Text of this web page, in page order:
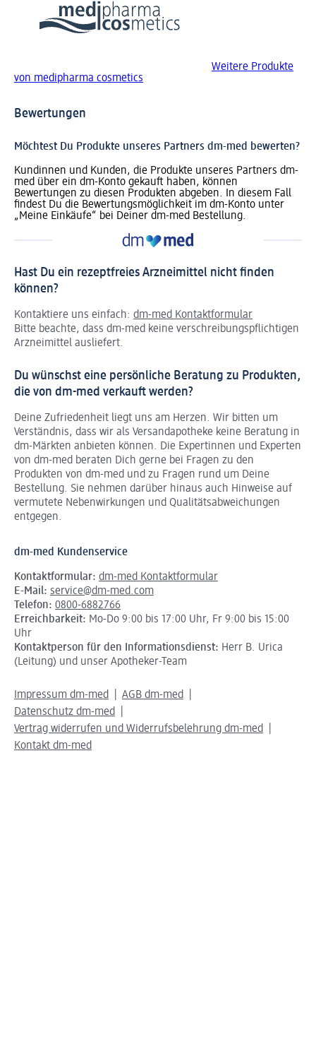
Weitere Produkte
von medipharma cosmetics
Bewertungen
Möchtest Du Produkte unseres Partners dm-med bewerten?
Kundinnen und Kunden, die Produkte unseres Partners dm-
med über ein dm-Konto gekauft haben, können
Bewertungen zu diesen Produkten abgeben. In diesem Fall
findest Du die Bewertungsmöglichkeit im dm-Konto unter
„Meine Einkäufe“ bei Deiner dm-med Bestellung.
Hast Du ein rezeptfreies Arzneimittel nicht finden
können?
Kontaktiere uns einfach: dm-med Kontaktformular
Bitte beachte, dass dm-med keine verschreibungspflichtigen
Arzneimittel ausliefert.
Du wünschst eine persönliche Beratung zu Produkten,
die von dm-med verkauft werden?
Deine Zufriedenheit liegt uns am Herzen. Wir bitten um
Verständnis, dass wir als Versandapotheke keine Beratung in
dm-Märkten anbieten können. Die Expertinnen und Experten
von dm-med beraten Dich gerne bei Fragen zu den
Produkten von dm-med und zu Fragen rund um Deine
Bestellung. Sie nehmen darüber hinaus auch Hinweise auf
vermutete Nebenwirkungen und Qualitätsabweichungen
entgegen.
dm-med Kundenservice
Kontaktformular: dm-med Kontaktformular
E-Mail: service@dm-med.com
Telefon: 0800-6882766
Erreichbarkeit: Mo-Do 9:00 bis 17:00 Uhr, Fr 9:00 bis 15:00
Uhr
Kontaktperson für den Informationsdienst: Herr B. Urica
(Leitung) und unser Apotheker-Team
Impressum dm-med
AGB dm-med
Datenschutz dm-med
Vertrag widerrufen und Widerrufsbelehrung dm-med
Kontakt dm-med